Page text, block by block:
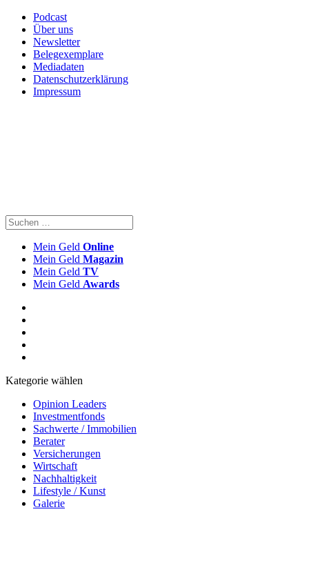
Podcast
Über uns
Newsletter
Belegexemplare
Mediadaten
Datenschutzerklärung
Impressum
Mein Geld Online
Mein Geld Magazin
Mein Geld TV
Mein Geld Awards
Kategorie wählen
Opinion Leaders
Investmentfonds
Sachwerte / Immobilien
Berater
Versicherungen
Wirtschaft
Nachhaltigkeit
Lifestyle / Kunst
Galerie